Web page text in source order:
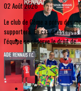
02 Août 2026
Le club de Côme a prévu des
supporters. En cas
l'équipe se réserve le droit de...